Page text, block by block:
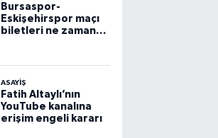
Bursaspor-
Eskişehirspor maçı
biletleri ne zaman
ASAYİŞ
Fatih Altaylı’nın
YouTube kanalına
erişim engeli kararı